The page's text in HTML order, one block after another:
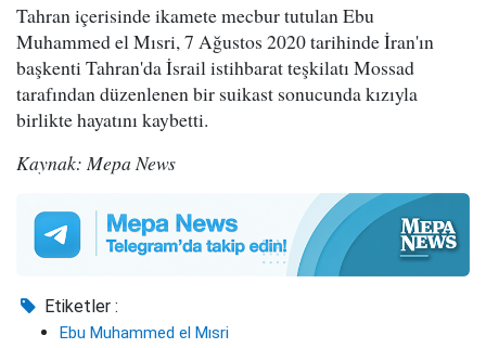
Tahran içerisinde ikamete mecbur tutulan Ebu
Muhammed el Mısri, 7 Ağustos 2020 tarihinde İran'ın
başkenti Tahran'da İsrail istihbarat teşkilatı Mossad
tarafından düzenlenen bir suikast sonucunda kızıyla
birlikte hayatını kaybetti.
Kaynak: Mepa News
Etiketler :
Ebu Muhammed el Mısri